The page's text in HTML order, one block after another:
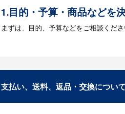
1.目的・予算・商品などを
まずは、目的、予算などをご相談くだ
3.発注・データ入稿
お見積書を元に、製作が決定しました
支払い、送料、返品・交換について